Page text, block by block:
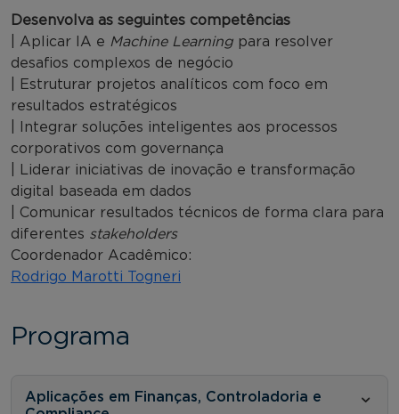
Desenvolva as seguintes competências
| Aplicar IA e Machine Learning para resolver
desafios complexos de negócio
| Estruturar projetos analíticos com foco em
resultados estratégicos
| Integrar soluções inteligentes aos processos
corporativos com governança
| Liderar iniciativas de inovação e transformação
digital baseada em dados
| Comunicar resultados técnicos de forma clara para
diferentes stakeholders
Coordenador Acadêmico:
Rodrigo Marotti Togneri
Programa
Aplicações em Finanças, Controladoria e